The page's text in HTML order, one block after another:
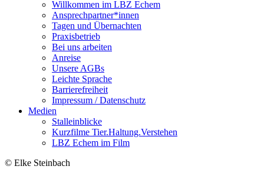
Willkommen im LBZ Echem
Ansprechpartner*innen
Tagen und Übernachten
Praxisbetrieb
Bei uns arbeiten
Anreise
Unsere AGBs
Leichte Sprache
Barrierefreiheit
Impressum / Datenschutz
Medien
Stalleinblicke
Kurzfilme Tier.Haltung.Verstehen
LBZ Echem im Film
© Elke Steinbach